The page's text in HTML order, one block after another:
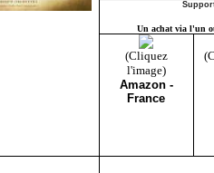
Un achat via l'un
(Cliquez
l'image)
Amazon -
France